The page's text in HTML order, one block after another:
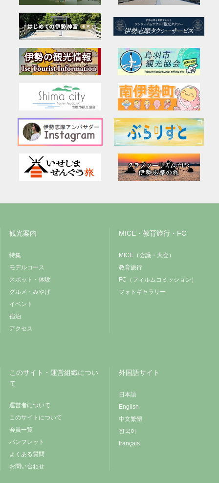
観光案内
特集
モデルコース
スポット・体験
グルメ・みやげ
イベント
宿泊
アクセス
MICE・教育旅行・FC
MICE（会議・大会）
教育旅行
FC（フィルムコミッション）
フォトギャラリー
このサイト・運営組織につい
て
運営者について
このサイトについて
会員一覧
パンフレット
よくある質問
お問い合わせ
外国語サイト
日本語
English
中文繁體
한국어
français